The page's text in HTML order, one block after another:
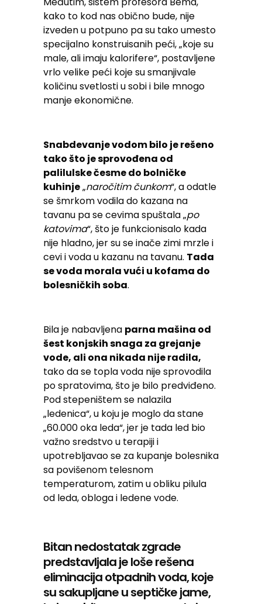
kako to kod nas obično bude, nije
izveden u potpuno pa su tako umesto
specijalno konstruisanih peći, „koje su
male, ali imaju kalorifere“, postavljene
vrlo velike peći koje su smanjivale
količinu svetlosti u sobi i bile mnogo
manje ekonomične.
Snabdevanje vodom bilo je rešeno
tako što je sprovođena od
palilulske česme do bolničke
kuhinje„naročitim čunkom“, a odatle
se šmrkom vodila do kazana na
tavanu pa se cevima spuštala „po
katovima“, što je funkcionisalo kada
nije hladno, jer su se inače zimi mrzle i
cevi i voda u kazanu na tavanu. Tada
se voda morala vući u kofama do
bolesničkih soba.
Bila je nabavljena parna mašina od
šest konjskih snaga za grejanje
vode, ali ona nikada nije radila,
tako da se topla voda nije sprovodila
po spratovima, što je bilo predviđeno.
Pod stepeništem se nalazila
„ledenica“, u koju je moglo da stane
„60.000 oka leda“, jer je tada led bio
važno sredstvo u terapiji i
upotrebljavao se za kupanje bolesnika
sa povišenom telesnom
temperaturom, zatim u obliku pilula
od leda, obloga i ledene vode.
Bitan nedostatak zgrade
predstavljala je loše rešena
eliminacija otpadnih voda, koje
su sakupljane u septičke jame,